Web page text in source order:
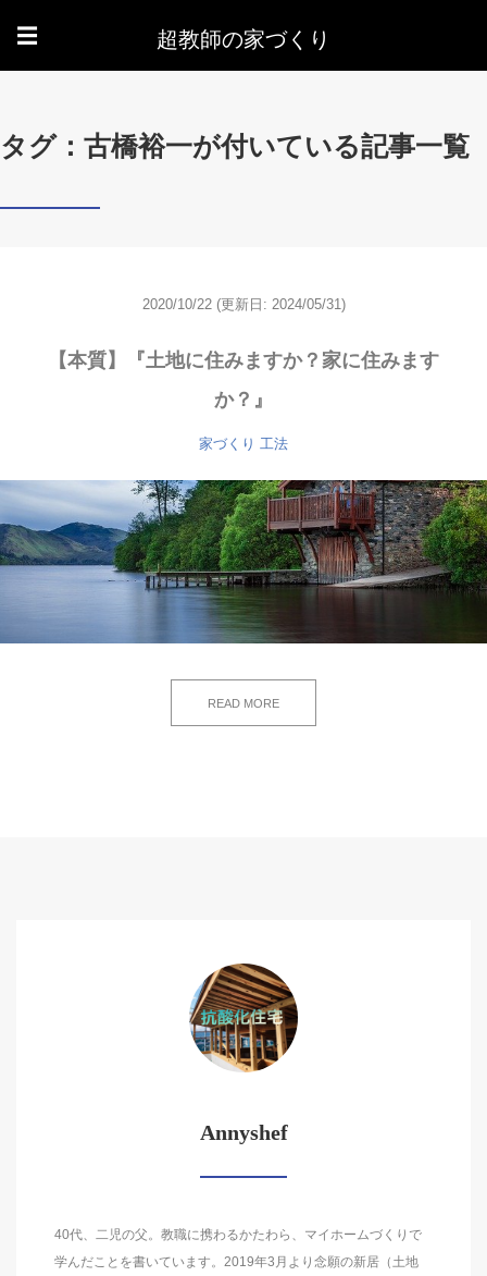
☰ 超教師の家づくり
タグ：古橋裕一が付いている記事一覧
2020/10/22 (更新日: 2024/05/31)
【本質】『土地に住みますか？家に住みます
か？』
家づくり 工法
READ MORE
Annyshef
40代、二児の父。教職に携わるかたわら、マイホームづくりで
学んだことを書いています。2019年3月より念願の新居（土地